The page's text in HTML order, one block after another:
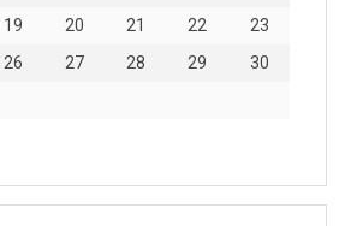
19 20 21 22
23
26 27 28 29
30